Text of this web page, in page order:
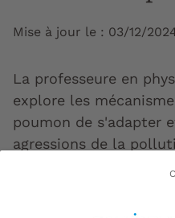
Mise à jour le : 03/12/
La professeure en
explore les
poumon de s'adapter
agressions de la
philosophie et